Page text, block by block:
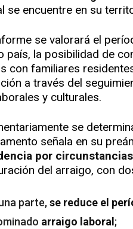
se encuentre en su
se valorará el
país, la posibilidad de
con familiares
a través del
y culturales.
se
señala en su
por
del arraigo, con
parte,se reduce el
arraigo laboral ;